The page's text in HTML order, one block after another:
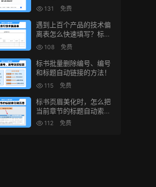
131 免费
遇到上百个产品的技术偏
离表怎么快速填写？标书
制作技巧！
108 免费
标书批量删除编号、编号
和标题自动链接的方法！
115 免费
标书页眉美化时，怎么把
当前章节的标题自动索引
到页眉上？
112 免费